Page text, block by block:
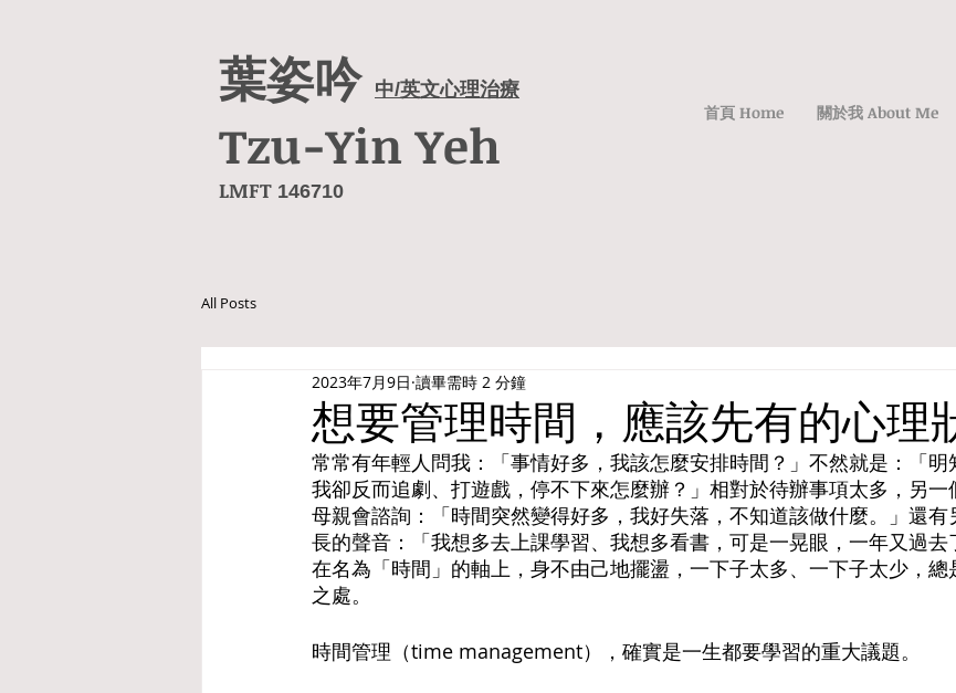
葉姿吟 中/英文心理治療
Tzu-Yin Yeh
LMFT 146710
首頁 Home 關於我 About Me
All Posts
想要管理時間，應該先有的心理
2023年7月9日 讀畢需時 2 分鐘
常常有年輕人問我：「事情好多，我該怎麼安排時間？」不然就是：「明
我卻反而追劇、打遊戲，停不下來怎麼辦？」相對於待辦事項太多，另
母親會諮詢：「時間突然變得好多，我好失落，不知道該做什麼。」還
長的聲音：「我想多去上課學習、我想多看書，可是一晃眼，一年又過
在名為「時間」的軸上，身不由己地擺盪，一下子太多、一下子太少，
之處。
時間管理（time management），確實是一生都要學習的重大議題。